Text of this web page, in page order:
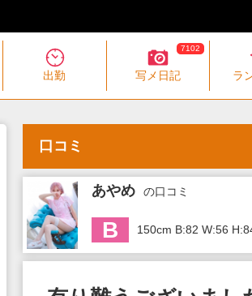
出勤 写メ日記
7102
ラ
口コミ
あやめ の口コミ
B 150cm B:82 W:56